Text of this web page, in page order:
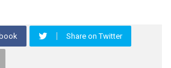
Share on Twitter